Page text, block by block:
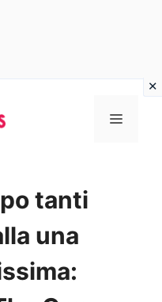
Menu
tanti
una